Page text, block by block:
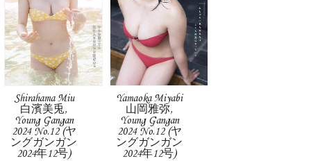
Shirahama Miu
白濱美兎,
Young Gangan
2024 No.12 (ヤ
ングガンガン
2024年12号)
Yamaoka Miyabi
山岡雅弥,
Young Gangan
2024 No.12 (ヤ
ングガンガン
2024年12号)